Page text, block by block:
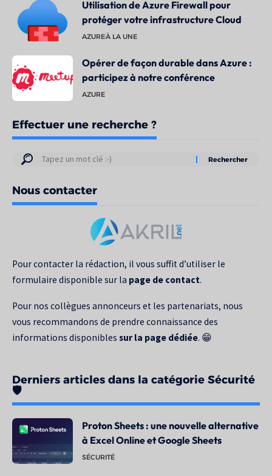
Utilisation de Azure Firewall pour
protéger votre infrastructure Cloud
AZUREÀ LA UNE
Opérer de façon durable dans Azure :
participez à notre conférence
AZURE
Effectuer une recherche ?
Résultats
votre
recherche
Nous contacter
Pour contacter la rédaction, il vous suffit d’utiliser le
formulaire disponible sur la page de contact.
Pour nos collègues annonceurs et les partenariats, nous
vous recommandons de prendre connaissance des
informations disponibles sur la page dédiée. 😁
Derniers articles dans la catégorie Sécurité
🛡️
Proton Sheets : une nouvelle alternative
à Excel Online et Google Sheets
SÉCURITÉ